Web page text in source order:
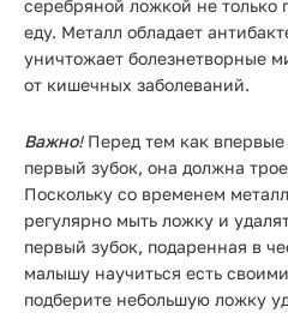
серебряной ложкой не только
еду. Металл обладает
уничтожает болезнетворные
от кишечных заболеваний.
Важно!Перед тем как
первый зубок, она должна
Поскольку со временем
регулярно мыть ложку и
первый зубок, подаренная в
малышу научиться есть
подберите небольшую ложку